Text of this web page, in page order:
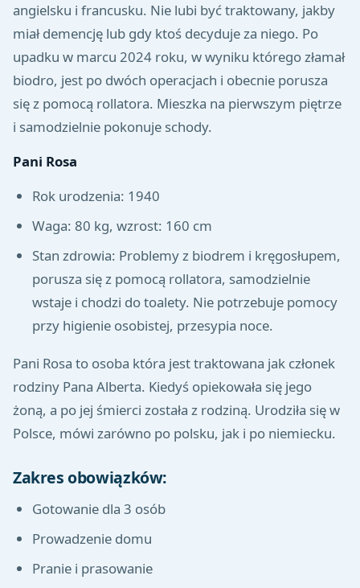
angielsku i francusku. Nie lubi być traktowany, jakby
miał demencję lub gdy ktoś decyduje za niego. Po
upadku w marcu 2024 roku, w wyniku którego złamał
biodro, jest po dwóch operacjach i obecnie porusza
się z pomocą rollatora. Mieszka na pierwszym piętrze
i samodzielnie pokonuje schody.
Pani Rosa
Rok urodzenia: 1940
Waga: 80 kg, wzrost: 160 cm
Stan zdrowia: Problemy z biodrem i kręgosłupem,
porusza się z pomocą rollatora, samodzielnie
wstaje i chodzi do toalety. Nie potrzebuje pomocy
przy higienie osobistej, przesypia noce.
Pani Rosa to osoba która jest traktowana jak członek
rodziny Pana Alberta. Kiedyś opiekowała się jego
żoną, a po jej śmierci została z rodziną. Urodziła się w
Polsce, mówi zarówno po polsku, jak i po niemiecku.
Zakres obowiązków:
Gotowanie dla 3 osób
Prowadzenie domu
Pranie i prasowanie